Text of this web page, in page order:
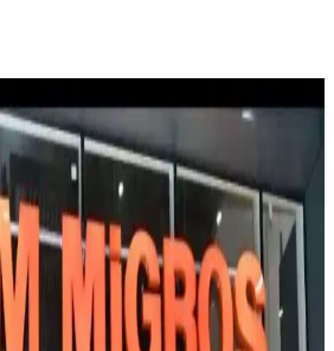
Yapmayan Bulaşık Makineleri:
koku ve yetersiz kuruma sorunları
ve uygun yıkama programlarıyla
modellerle bakım kolaylaşır.
Eşya ve Ev Aletleri Seçimi:
ve Tavsiyeler
eşya ve ev aletleri seçimi kullanım